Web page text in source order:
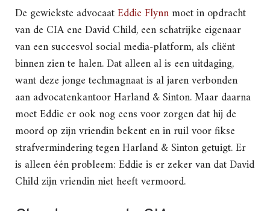
De gewiekste advocaatEddie Flynnmoet in opdracht
van de CIA ene David Child, een schatrijke eigenaar
van een succesvol social media-platform, als cliënt
binnen zien te halen. Dat alleen al is een uitdaging,
want deze jonge techmagnaat is al jaren verbonden
aan advocatenkantoor Harland & Sinton. Maar daarna
moet Eddie er ook nog eens voor zorgen dat hij de
moord op zijn vriendin bekent en in ruil voor fikse
strafvermindering tegen Harland & Sinton getuigt. Er
is alleen één probleem: Eddie is er zeker van dat David
Child zijn vriendin niet heeft vermoord.